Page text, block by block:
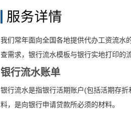
服务详情
我们常年面向全国各地提供代办工资流水
查需求，银行流水模板与银行实地打印的
银行流水账单
银行流水是指银行活期账户(包括活期存
料，是向银行申请贷款所必须的材料。